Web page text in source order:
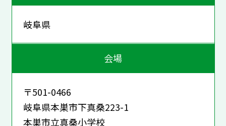
岐阜県
会場
〒501-0466
岐阜県本巣市下真桑223-1
本巣市立真桑小学校